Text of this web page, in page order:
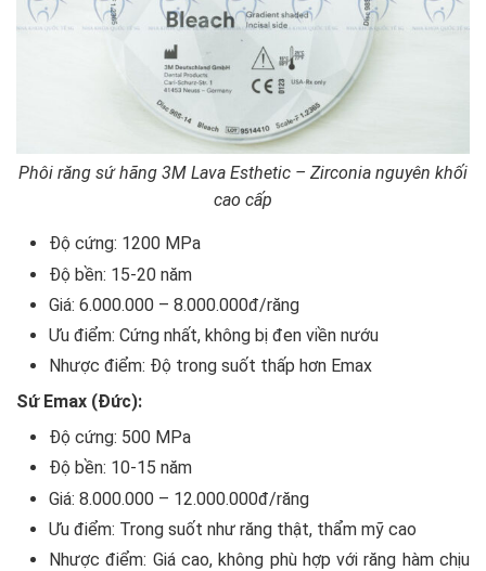
Phôi răng sứ hãng 3M Lava Esthetic – Zirconia nguyên khối
cao cấp
Độ cứng: 1200 MPa
Độ bền: 15-20 năm
Giá: 6.000.000 – 8.000.000đ/răng
Ưu điểm: Cứng nhất, không bị đen viền nướu
Nhược điểm: Độ trong suốt thấp hơn Emax
Sứ Emax (Đức):
Độ cứng: 500 MPa
Độ bền: 10-15 năm
Giá: 8.000.000 – 12.000.000đ/răng
Ưu điểm: Trong suốt như răng thật, thẩm mỹ cao
Nhược điểm: Giá cao, không phù hợp với răng hàm chịu